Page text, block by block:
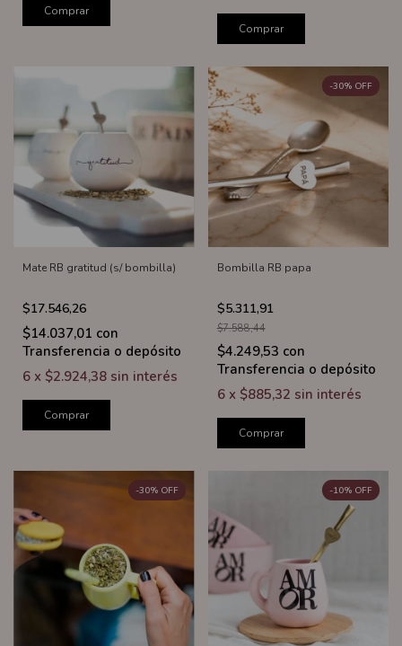
Comprar
Comprar
Mate RB gratitud (s/ bombilla)
$17.546,26
$14.037,01 con
Transferencia o depósito
6 x $2.924,38 sin interés
Comprar
Bombilla RB papa
$5.311,91
-30% OFF
$7.588,44
$4.249,53 con
Transferencia o depósito
6 x $885,32 sin interés
Comprar
-30% OFF -10% OFF